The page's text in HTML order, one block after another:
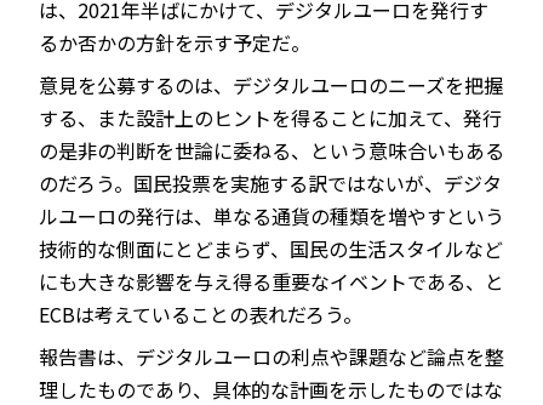
は、2021年半ばにかけて、デジタルユーロを発行す
るか否かの方針を示す予定だ。
意見を公募するのは、デジタルユーロのニーズを把握
する、また設計上のヒントを得ることに加えて、発行
の是非の判断を世論に委ねる、という意味合いもある
のだろう。国民投票を実施する訳ではないが、デジタ
ルユーロの発行は、単なる通貨の種類を増やすという
技術的な側面にとどまらず、国民の生活スタイルなど
にも大きな影響を与え得る重要なイベントである、と
ECBは考えていることの表れだろう。
報告書は、デジタルユーロの利点や課題など論点を整
理したものであり、具体的な計画を示したものではな